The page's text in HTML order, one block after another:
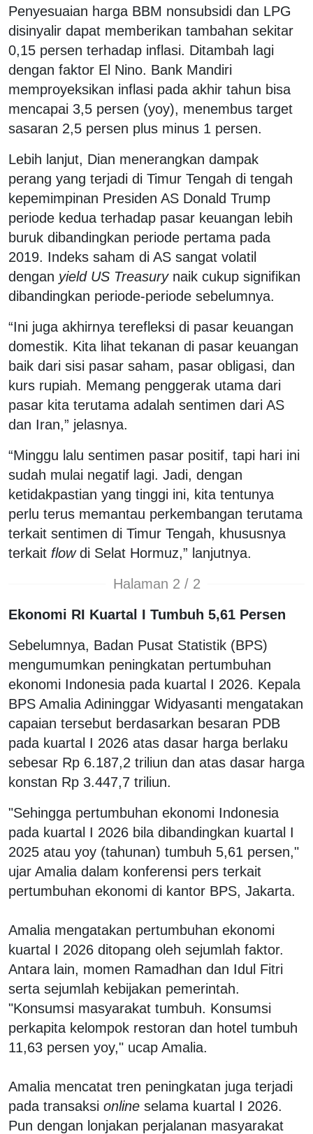
Penyesuaian harga BBM nonsubsidi dan LPG
disinyalir dapat memberikan tambahan sekitar
0,15 persen terhadap inflasi. Ditambah lagi
dengan faktor El Nino. Bank Mandiri
memproyeksikan inflasi pada akhir tahun bisa
mencapai 3,5 persen (yoy), menembus target
sasaran 2,5 persen plus minus 1 persen.
Lebih lanjut, Dian menerangkan dampak
perang yang terjadi di Timur Tengah di tengah
kepemimpinan Presiden AS Donald Trump
periode kedua terhadap pasar keuangan lebih
buruk dibandingkan periode pertama pada
2019. Indeks saham di AS sangat volatil
dengan yield US Treasurynaik cukup signifikan
dibandingkan periode-periode sebelumnya.
“Ini juga akhirnya terefleksi di pasar keuangan
domestik. Kita lihat tekanan di pasar keuangan
baik dari sisi pasar saham, pasar obligasi, dan
kurs rupiah. Memang penggerak utama dari
pasar kita terutama adalah sentimen dari AS
dan Iran,” jelasnya.
“Minggu lalu sentimen pasar positif, tapi hari ini
sudah mulai negatif lagi. Jadi, dengan
ketidakpastian yang tinggi ini, kita tentunya
perlu terus memantau perkembangan terutama
terkait sentimen di Timur Tengah, khususnya
terkait flowdi Selat Hormuz,” lanjutnya.
Halaman 2 / 2
Ekonomi RI Kuartal I Tumbuh 5,61 Persen
Sebelumnya, Badan Pusat Statistik (BPS)
mengumumkan peningkatan pertumbuhan
ekonomi Indonesia pada kuartal I 2026. Kepala
BPS Amalia Adininggar Widyasanti mengatakan
capaian tersebut berdasarkan besaran PDB
pada kuartal I 2026 atas dasar harga berlaku
sebesar Rp 6.187,2 triliun dan atas dasar harga
konstan Rp 3.447,7 triliun.
"Sehingga pertumbuhan ekonomi Indonesia
pada kuartal I 2026 bila dibandingkan kuartal I
2025 atau yoy (tahunan) tumbuh 5,61 persen,"
ujar Amalia dalam konferensi pers terkait
pertumbuhan ekonomi di kantor BPS, Jakarta.
Amalia mengatakan pertumbuhan ekonomi
kuartal I 2026 ditopang oleh sejumlah faktor.
Antara lain, momen Ramadhan dan Idul Fitri
serta sejumlah kebijakan pemerintah.
"Konsumsi masyarakat tumbuh. Konsumsi
perkapita kelompok restoran dan hotel tumbuh
11,63 persen yoy," ucap Amalia.
Amalia mencatat tren peningkatan juga terjadi
pada transaksi online selama kuartal I 2026.
Pun dengan lonjakan perjalanan masyarakat